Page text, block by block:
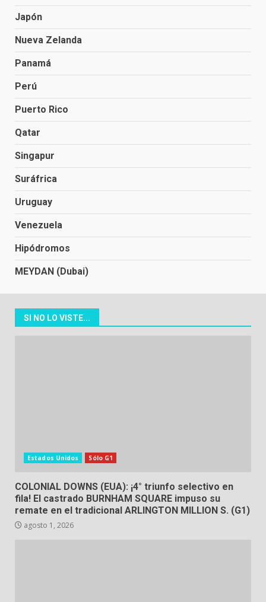
Japón
Nueva Zelanda
Panamá
Perú
Puerto Rico
Qatar
Singapur
Suráfrica
Uruguay
Venezuela
Hipódromos
MEYDAN (Dubai)
SI NO LO VISTE...
Estados Unidos Sólo G1
COLONIAL DOWNS (EUA): ¡4° triunfo selectivo en
fila! El castrado BURNHAM SQUARE impuso su
remate en el tradicional ARLINGTON MILLION S. (G1)
agosto 1, 2026